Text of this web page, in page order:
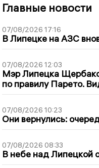
Главные новости
07/08/2026 17:16
В Липецке на АЗС
07/08/2026 12:03
Мэр Липецка
по правилу Парето.
07/08/2026 10:23
Они вернулись:
07/08/2026 08:33
В небе над Липецкой